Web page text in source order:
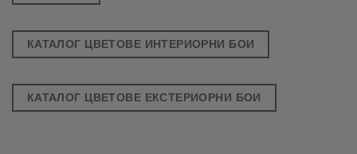
КАТАЛОГ ЦВЕТОВЕ ИНТЕРИОРНИ БОИ
КАТАЛОГ ЦВЕТОВЕ ЕКСТЕРИОРНИ БОИ